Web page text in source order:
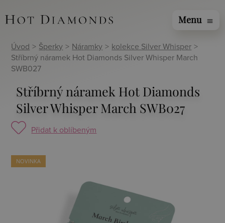
Menu menu
Úvod > Šperky > Náramky > kolekce Silver Whisper >
Stříbrný náramek Hot Diamonds Silver Whisper March
SWB027
Stříbrný náramek Hot Diamonds
Silver Whisper March SWB027
Přidat k oblíbeným
NOVINKA